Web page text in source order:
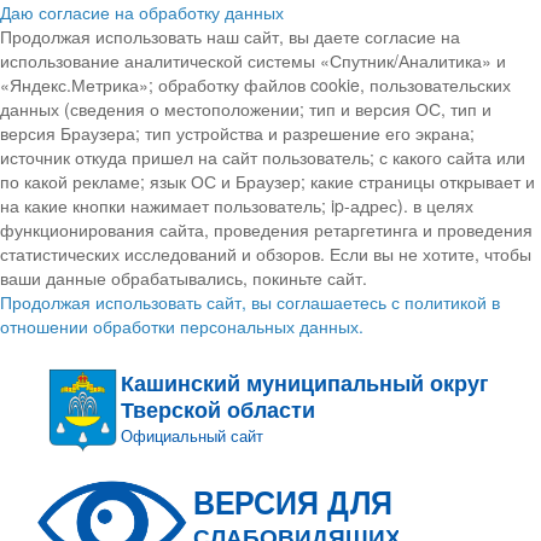
Даю согласие на обработку данных
Продолжая использовать наш сайт, вы даете согласие на
использование аналитической системы «Спутник/Аналитика» и
«Яндекс.Метрика»; обработку файлов cookie, пользовательских
данных (сведения о местоположении; тип и версия ОС, тип и
версия Браузера; тип устройства и разрешение его экрана;
источник откуда пришел на сайт пользователь; с какого сайта или
по какой рекламе; язык ОС и Браузер; какие страницы открывает и
на какие кнопки нажимает пользователь; ip-адрес). в целях
функционирования сайта, проведения ретаргетинга и проведения
статистических исследований и обзоров. Если вы не хотите, чтобы
ваши данные обрабатывались, покиньте сайт.
Продолжая использовать сайт, вы соглашаетесь с политикой в
отношении обработки персональных данных.